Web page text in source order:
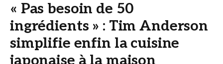
« Pas besoin de 50
ingrédients » : Tim Anderson
simplifie enfin la cuisine